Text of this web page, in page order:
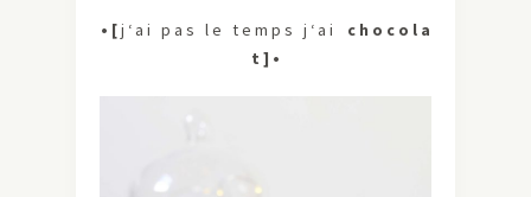
• [j ‘ a i p a s l e t e m p s j ‘ a i c h o c o l a
t ] •